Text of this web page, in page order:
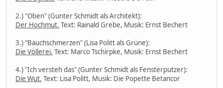
2.) "Oben" (Gunter Schmidt als Architekt):
Der Hochmut. Text: Rainald Grebe, Musik: Ernst Bechert
3.) "Bauchschmerzen" (Lisa Politt als Grüne):
Die Völlerei. Text: Marco Tschirpke, Musik: Ernst Bechert
4.) "Ich versteh das" (Gunter Schmidt als Fensterputzer):
Die Wut. Text: Lisa Politt, Musik: Die Popette Betancor